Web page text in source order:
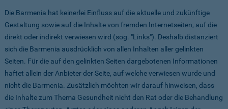
Die Barmenia hat keinerlei Einfluss auf die aktuelle und zukünftige
Gestaltung sowie auf die Inhalte von fremden Internetseiten, auf die
direkt oder indirekt verwiesen wird (sog. "Links"). Deshalb distanziert
sich die Barmenia ausdrücklich von allen Inhalten aller gelinkten
Seiten. Für die auf den gelinkten Seiten dargebotenen Informationen
haftet allein der Anbieter der Seite, auf welche verwiesen wurde und
nicht die Barmenia. Zusätzlich möchten wir darauf hinweisen, dass
die Inhalte zum Thema Gesundheit nicht den Rat oder die Behandlung